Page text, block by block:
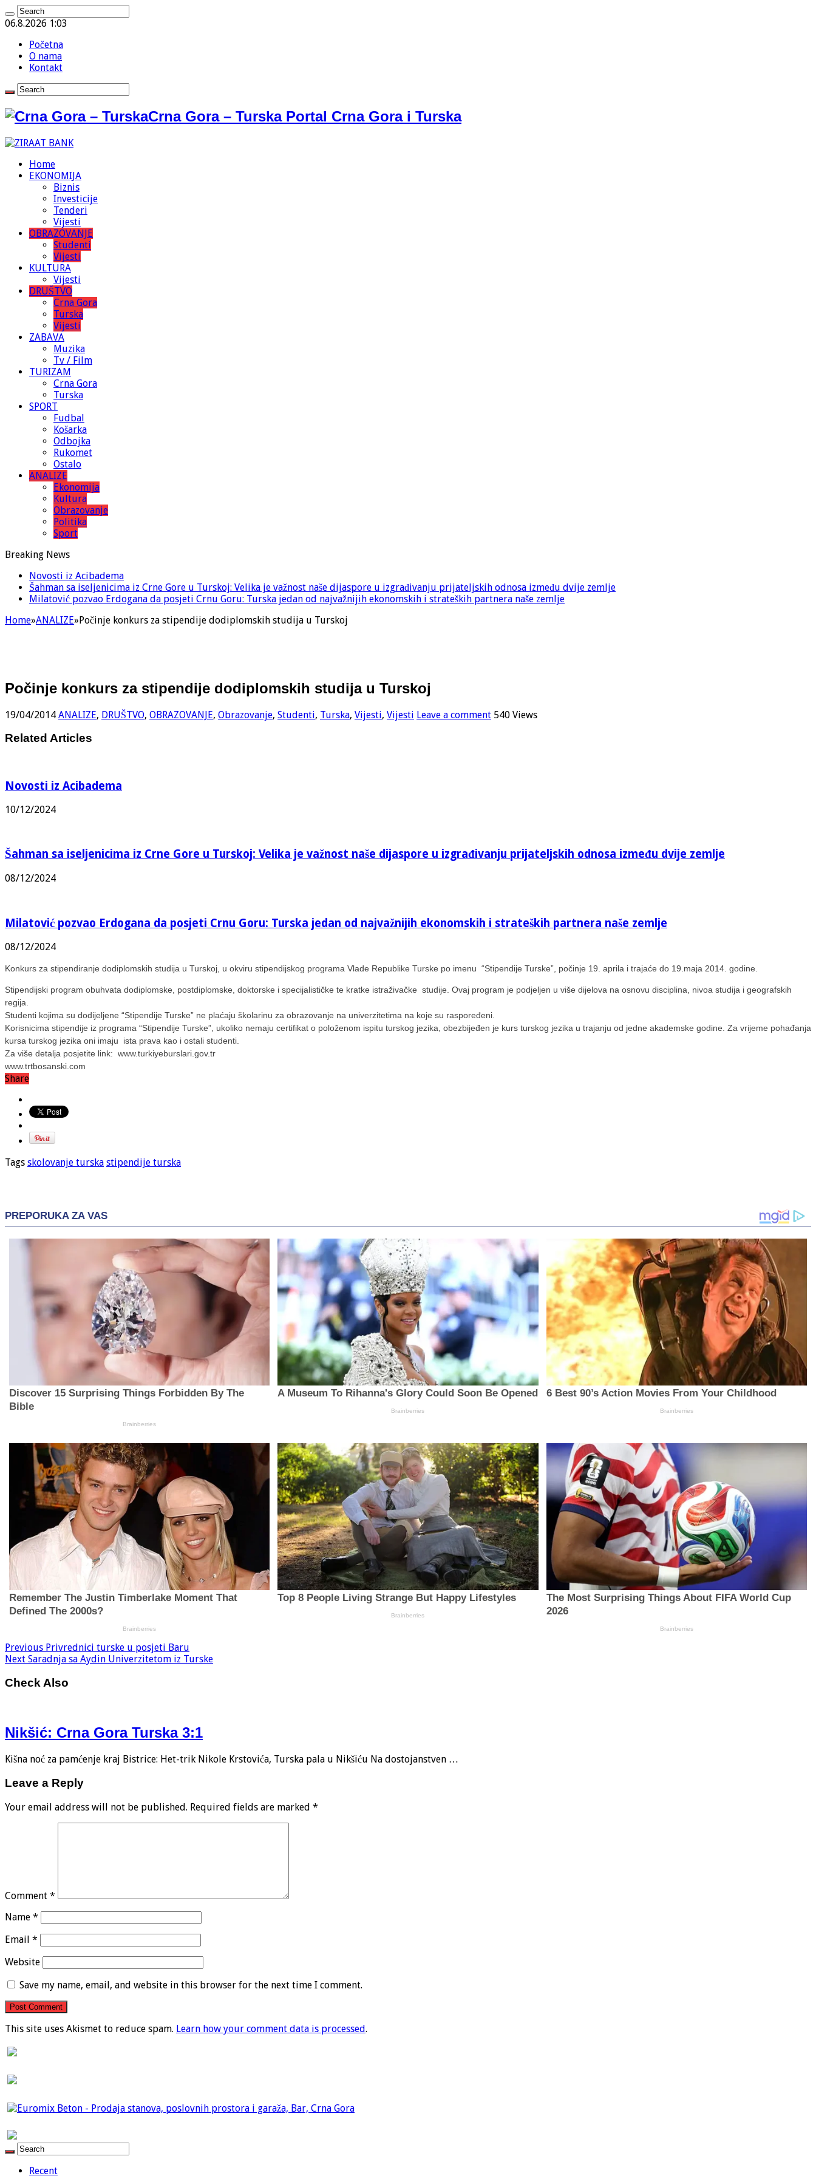
06.8.2026 1:03
Početna
O nama
Kontakt
Crna Gora – Turska Portal Crna Gora i Turska
Home
EKONOMIJA
Biznis
Investicije
Tenderi
Vijesti
OBRAZOVANJE
Studenti
Vijesti
KULTURA
Vijesti
DRUŠTVO
Crna Gora
Turska
Vijesti
ZABAVA
Muzika
Tv / Film
TURIZAM
Crna Gora
Turska
SPORT
Fudbal
Košarka
Odbojka
Rukomet
Ostalo
ANALIZE
Ekonomija
Kultura
Obrazovanje
Politika
Sport
Breaking News
Novosti iz Acibadema
Šahman sa iseljenicima iz Crne Gore u Turskoj: Velika je važnost naše dijaspore u izgrađivanju prijateljskih odnosa između dvije zemlje
Milatović pozvao Erdogana da posjeti Crnu Goru: Turska jedan od najvažnijih ekonomskih i strateških partnera naše zemlje
Home»ANALIZE»Počinje konkurs za stipendije dodiplomskih studija u Turskoj
Počinje konkurs za stipendije dodiplomskih studija u Turskoj
19/04/2014 ANALIZE, DRUŠTVO, OBRAZOVANJE, Obrazovanje, Studenti, Turska, Vijesti, Vijesti Leave a comment 540 Views
Related Articles
Novosti iz Acibadema
10/12/2024
Šahman sa iseljenicima iz Crne Gore u Turskoj: Velika je važnost naše dijaspore u izgrađivanju prijateljskih odnosa između dvije zemlje
08/12/2024
Milatović pozvao Erdogana da posjeti Crnu Goru: Turska jedan od najvažnijih ekonomskih i strateških partnera naše zemlje
08/12/2024
Konkurs za stipendiranje dodiplomskih studija u Turskoj, u okviru stipendijskog programa Vlade Republike Turske po imenu “Stipendije Turske”, počinje 19. aprila i trajaće do 19.maja 2014. godine.
Stipendijski program obuhvata dodiplomske, postdiplomske, doktorske i specijalističke te kratke istraživačke studije. Ovaj program je podjeljen u više dijelova na osnovu disciplina, nivoa studija i geografskih
regija.
Studenti kojima su dodijeljene “Stipendije Turske” ne plaćaju školarinu za obrazovanje na univerzitetima na koje su raspoređeni.
Korisnicima stipendije iz programa “Stipendije Turske”, ukoliko nemaju certifikat o položenom ispitu turskog jezika, obezbijeđen je kurs turskog jezika u trajanju od jedne akademske godine. Za vrijeme pohađanja
kursa turskog jezika oni imaju ista prava kao i ostali studenti.
Za više detalja posjetite link: www.turkiyeburslari.gov.tr
www.trtbosanski.com
Share
Tags skolovanje turska stipendije turska
Previous Privrednici turske u posjeti Baru
Next Saradnja sa Aydin Univerzitetom iz Turske
Check Also
Nikšić: Crna Gora Turska 3:1
Kišna noć za pamćenje kraj Bistrice: Het-trik Nikole Krstovića, Turska pala u Nikšiću Na dostojanstven …
Leave a Reply
Your email address will not be published. Required fields are marked *
Comment *
Name *
Email *
Website
Save my name, email, and website in this browser for the next time I comment.
This site uses Akismet to reduce spam. Learn how your comment data is processed.
Recent